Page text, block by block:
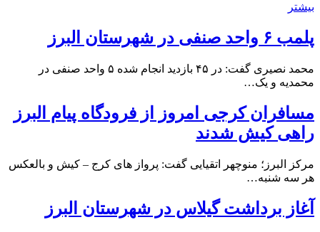
بیشتر
پلمب ۶ واحد صنفی در شهرستان البرز
محمد نصیری گفت: در ۴۵ بازدید انجام شده ۵ واحد صنفی در
محمدیه و یک…
مسافران کرجی امروز از فرودگاه پیام البرز
راهی کیش شدند
مرکز البرز؛ منوچهر اتقیایی گفت: پرواز های کرج – کیش و بالعکس
هر سه شنبه…
آغاز برداشت گیلاس در شهرستان البرز